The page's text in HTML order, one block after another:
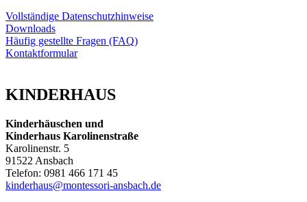
Vollständige Datenschutzhinweise
Downloads
Häufig gestellte Fragen (FAQ)
Kontaktformular
KINDERHAUS
Kinderhäuschen und
Kinderhaus Karolinenstraße
Karolinenstr. 5
91522 Ansbach
Telefon: 0981 466 171 45
kinderhaus@montessori-ansbach.de